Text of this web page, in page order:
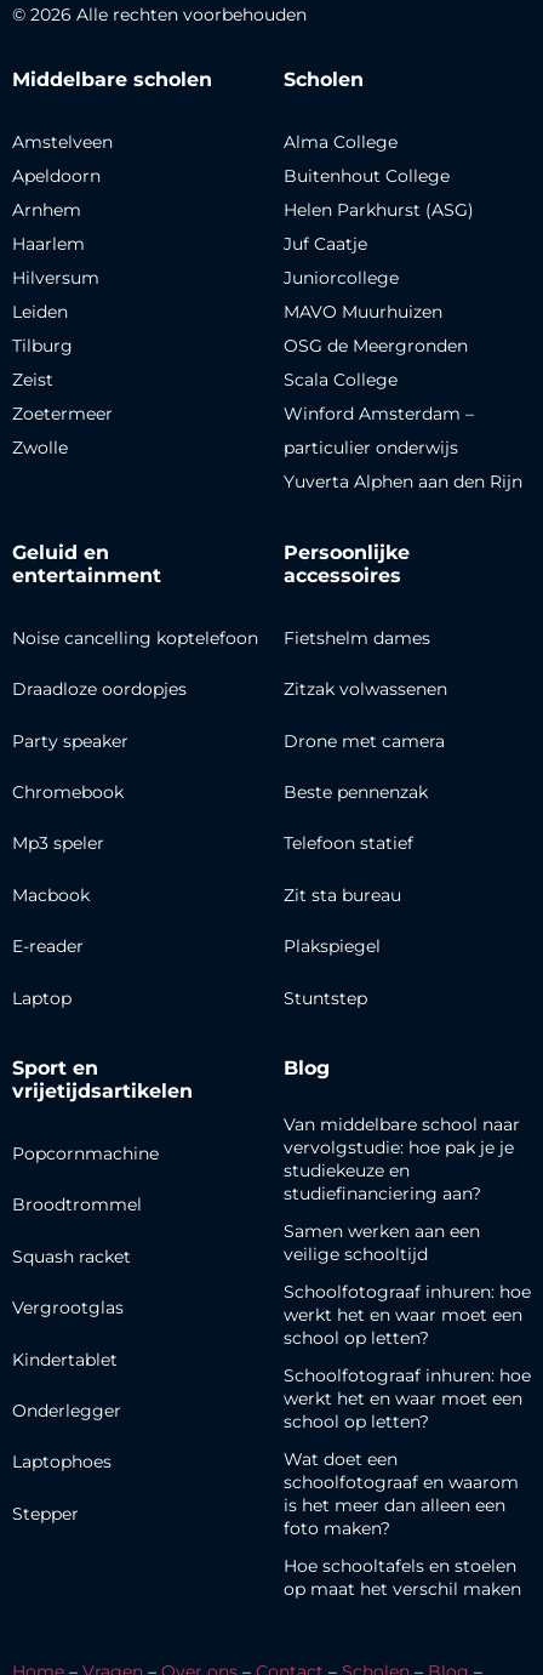
© 2026 Alle rechten voorbehouden
Middelbare scholen
Amstelveen
Apeldoorn
Arnhem
Haarlem
Hilversum
Leiden
Tilburg
Zeist
Zoetermeer
Zwolle
Scholen
Alma College
Buitenhout College
Helen Parkhurst (ASG)
Juf Caatje
Juniorcollege
MAVO Muurhuizen
OSG de Meergronden
Scala College
Winford Amsterdam –
particulier onderwijs
Yuverta Alphen aan den Rijn
Geluid en
entertainment
Noise cancelling koptelefoon
Draadloze oordopjes
Party speaker
Chromebook
Mp3 speler
Macbook
E-reader
Laptop
Persoonlijke
accessoires
Fietshelm dames
Zitzak volwassenen
Drone met camera
Beste pennenzak
Telefoon statief
Zit sta bureau
Plakspiegel
Stuntstep
Sport en
vrijetijdsartikelen
Popcornmachine
Broodtrommel
Squash racket
Vergrootglas
Kindertablet
Onderlegger
Laptophoes
Stepper
Blog
Van middelbare school naar
vervolgstudie: hoe pak je je
studiekeuze en
studiefinanciering aan?
Samen werken aan een
veilige schooltijd
Schoolfotograaf inhuren: hoe
werkt het en waar moet een
school op letten?
Schoolfotograaf inhuren: hoe
werkt het en waar moet een
school op letten?
Wat doet een
schoolfotograaf en waarom
is het meer dan alleen een
foto maken?
Hoe schooltafels en stoelen
op maat het verschil maken